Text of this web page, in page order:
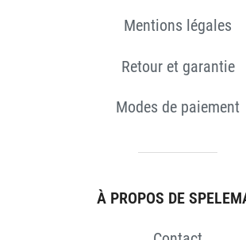
Mentions légales
Retour et garantie
Modes de paiement
À PROPOS DE